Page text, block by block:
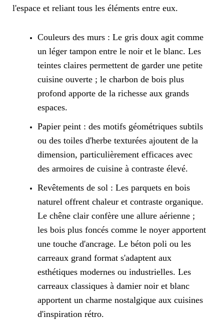
l'espace et reliant tous les éléments entre eux.
Couleurs des murs : Le gris doux agit comme
un léger tampon entre le noir et le blanc. Les
teintes claires permettent de garder une petite
cuisine ouverte ; le charbon de bois plus
profond apporte de la richesse aux grands
espaces.
Papier peint : des motifs géométriques subtils
ou des toiles d'herbe texturées ajoutent de la
dimension, particulièrement efficaces avec
des armoires de cuisine à contraste élevé.
Revêtements de sol : Les parquets en bois
naturel offrent chaleur et contraste organique.
Le chêne clair confère une allure aérienne ;
les bois plus foncés comme le noyer apportent
une touche d'ancrage. Le béton poli ou les
carreaux grand format s'adaptent aux
esthétiques modernes ou industrielles. Les
carreaux classiques à damier noir et blanc
apportent un charme nostalgique aux cuisines
d'inspiration rétro.